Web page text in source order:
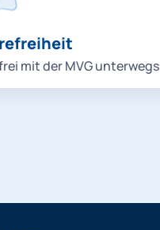
mit der MVG unterwegs